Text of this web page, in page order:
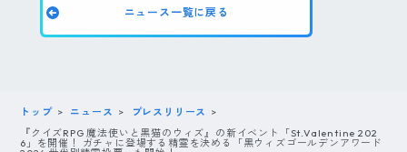
ニュース一覧に戻る
トップ ニュース
プレスリリース
『クイズRPG 魔法使いと黒猫のウィズ』の新イベント「St.Valentine 202
6」を開催！ ガチャに登場する精霊を決める「黒ウィズゴールデンアワード